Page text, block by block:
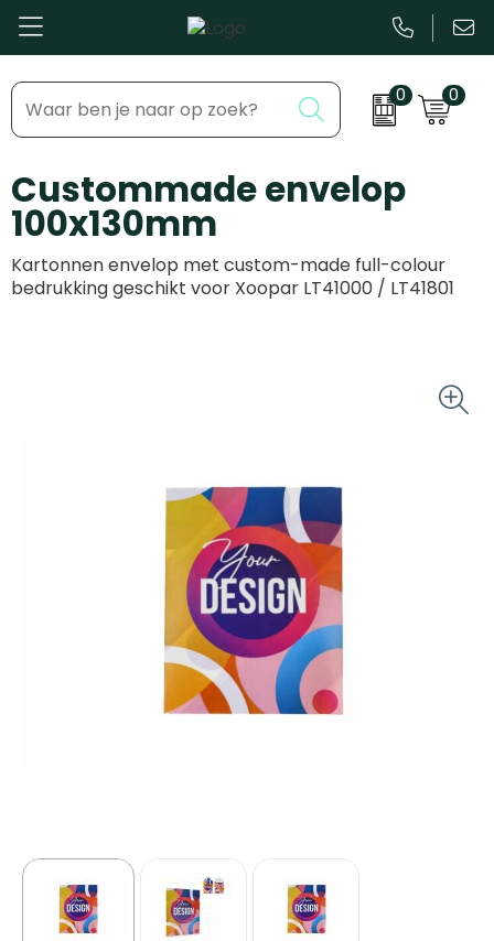
0 0
Bestsellers
Beurs & Event
Kantoor & Schrijfwaren
Eten & Drinkware
Kleding & accessoires
Outdoor & Vrije tijd
Technologie & gadgets
Inhaakmomenten
Feestdagen
Zakelijke evenementen
Dag van de ...
Custommade envelop
100x130mm
Kartonnen envelop met custom-made full-colour
bedrukking geschikt voor Xoopar LT41000 / LT41801